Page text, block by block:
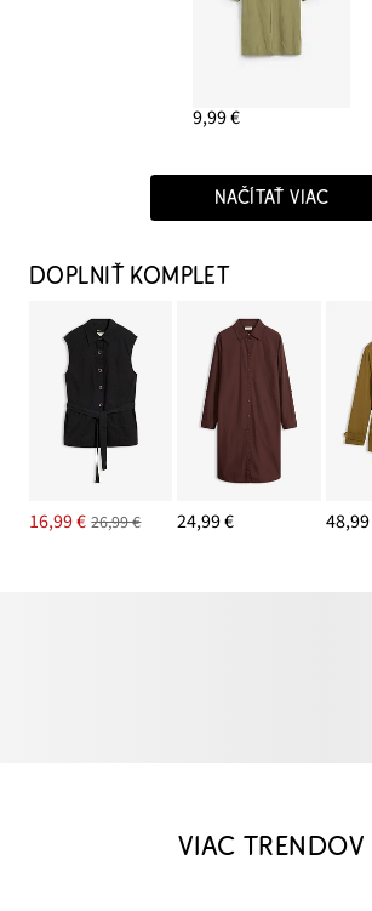
9,99 €
NAČÍTAŤ VIAC
DOPLNIŤ KOMPLET
16,99 € 26,99 € 24,99 €
VIAC TRENDOV